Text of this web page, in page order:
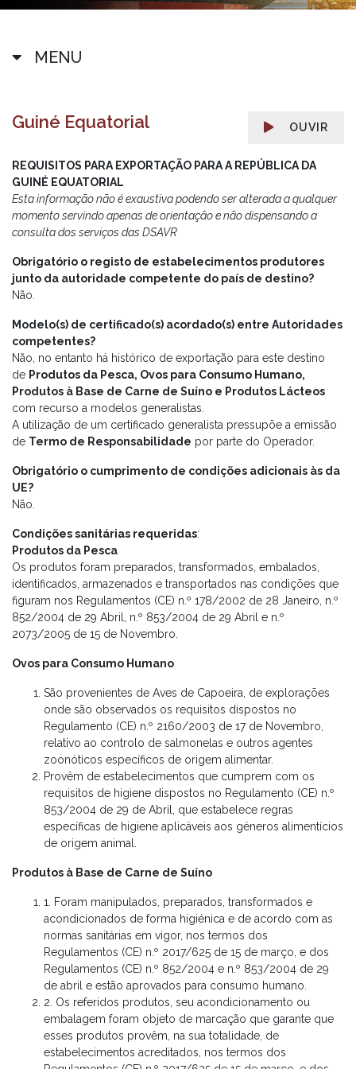
MENU
OUVIR
Guiné Equatorial
REQUISITOS PARA EXPORTAÇÃO PARA A REPÚBLICA DA
GUINÉ EQUATORIAL
Esta informação não é exaustiva podendo ser alterada a qualquer
momento servindo apenas de orientação e não dispensando a
consulta dos serviços das DSAVR
Obrigatório o registo de estabelecimentos produtores
junto da autoridade competente do país de destino?
Não.
Modelo(s) de certificado(s) acordado(s) entre Autoridades
competentes?
Não, no entanto há histórico de exportação para este destino
de Produtos da Pesca, Ovos para Consumo Humano,
Produtos à Base de Carne de Suíno e Produtos Lácteos
com recurso a modelos generalistas.
A utilização de um certificado generalista pressupõe a emissão
de Termo de Responsabilidade por parte do Operador.
Obrigatório o cumprimento de condições adicionais às da
UE?
Não.
Condições sanitárias requeridas:
Produtos da Pesca
Os produtos foram preparados, transformados, embalados,
identificados, armazenados e transportados nas condições que
figuram nos Regulamentos (CE) n.º 178/2002 de 28 Janeiro, n.º
852/2004 de 29 Abril, n.º 853/2004 de 29 Abril e n.º
2073/2005 de 15 de Novembro.
Ovos para Consumo Humano
São provenientes de Aves de Capoeira, de explorações
onde são observados os requisitos dispostos no
Regulamento (CE) n.º 2160/2003 de 17 de Novembro,
relativo ao controlo de salmonelas e outros agentes
zoonóticos específicos de origem alimentar.
Provêm de estabelecimentos que cumprem com os
requisitos de higiene dispostos no Regulamento (CE) n.º
853/2004 de 29 de Abril, que estabelece regras
específicas de higiene aplicáveis aos géneros alimentícios
de origem animal.
Produtos à Base de Carne de Suíno
1. Foram manipulados, preparados, transformados e
acondicionados de forma higiénica e de acordo com as
normas sanitárias em vigor, nos termos dos
Regulamentos (CE) n.º 2017/625 de 15 de março, e dos
Regulamentos (CE) n.º 852/2004 e n.º 853/2004 de 29
de abril e estão aprovados para consumo humano.
2. Os referidos produtos, seu acondicionamento ou
embalagem foram objeto de marcação que garante que
esses produtos provêm, na sua totalidade, de
estabelecimentos acreditados, nos termos dos